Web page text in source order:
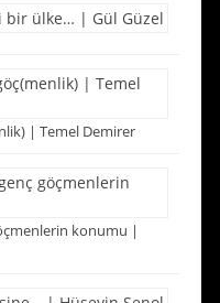
| Temel Demirer
konumu |